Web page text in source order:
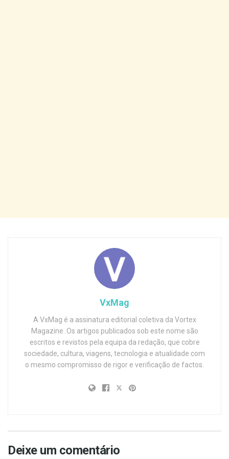
VxMag
A VxMag é a assinatura editorial coletiva da Vortex
Magazine. Os artigos publicados sob este nome são
escritos e revistos pela equipa da redação, que cobre
sociedade, cultura, viagens, tecnologia e atualidade com
o mesmo compromisso de rigor e verificação de factos.
Deixe um comentário